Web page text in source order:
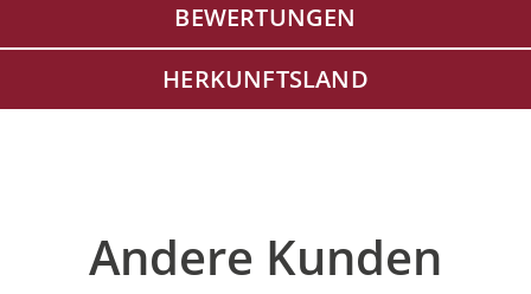
BEWERTUNGEN
HERKUNFTSLAND
Andere Kunden